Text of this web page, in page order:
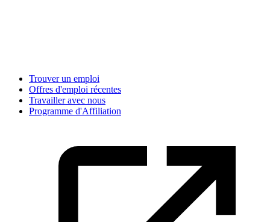
Trouver un emploi
Offres d'emploi récentes
Travailler avec nous
Programme d'Affiliation